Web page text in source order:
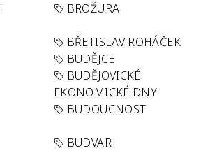
BROŽURA
BŘETISLAV ROHÁČEK
BUDĚJCE
BUDĚJOVICKÉ
EKONOMICKÉ DNY
BUDOUCNOST
BUDVAR